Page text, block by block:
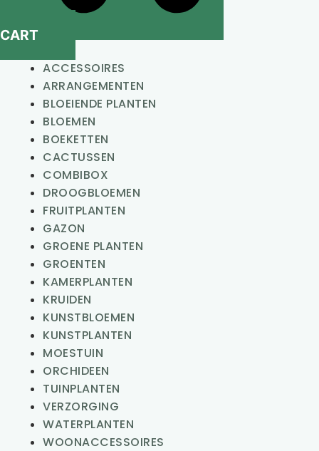
CART
ACCESSOIRES
ARRANGEMENTEN
BLOEIENDE PLANTEN
BLOEMEN
BOEKETTEN
CACTUSSEN
COMBIBOX
DROOGBLOEMEN
FRUITPLANTEN
GAZON
GROENE PLANTEN
GROENTEN
KAMERPLANTEN
KRUIDEN
KUNSTBLOEMEN
KUNSTPLANTEN
MOESTUIN
ORCHIDEEN
TUINPLANTEN
VERZORGING
WATERPLANTEN
WOONACCESSOIRES